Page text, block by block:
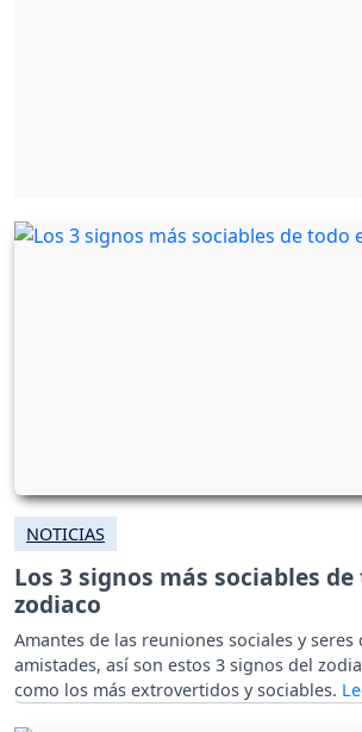
NOTICIAS
Los 3 signos más sociables
zodiaco
Amantes de las reuniones sociales y seres
amistades, así son estos 3 signos del
como los más extrovertidos y sociables.